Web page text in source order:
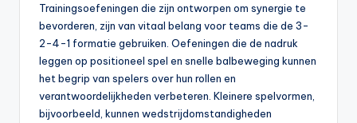
Trainingsoefeningen die zijn ontworpen om synergie te
bevorderen, zijn van vitaal belang voor teams die de 3-
2-4-1 formatie gebruiken. Oefeningen die de nadruk
leggen op positioneel spel en snelle balbeweging kunnen
het begrip van spelers over hun rollen en
verantwoordelijkheden verbeteren. Kleinere spelvormen,
bijvoorbeeld, kunnen wedstrijdomstandigheden